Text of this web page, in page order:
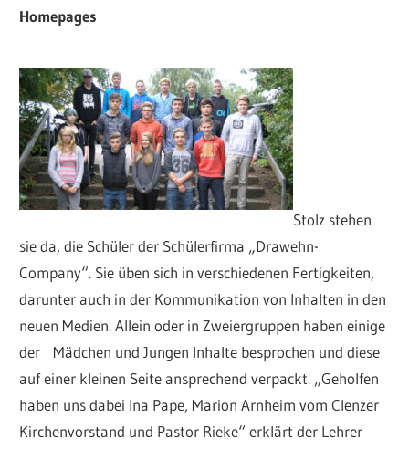
Homepages
Stolz stehen
sie da, die Schüler der Schülerfirma „Drawehn-
Company“. Sie üben sich in verschiedenen Fertigkeiten,
darunter auch in der Kommunikation von Inhalten in den
neuen Medien. Allein oder in Zweiergruppen haben einige
der Mädchen und Jungen Inhalte besprochen und diese
auf einer kleinen Seite ansprechend verpackt. „Geholfen
haben uns dabei Ina Pape, Marion Arnheim vom Clenzer
Kirchenvorstand und Pastor Rieke“ erklärt der Lehrer